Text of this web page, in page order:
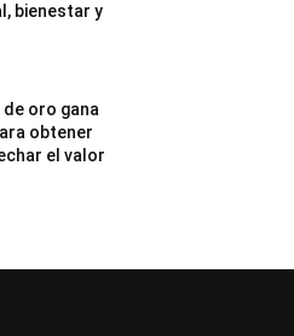
bienestar y
oro gana
obtener
el valor